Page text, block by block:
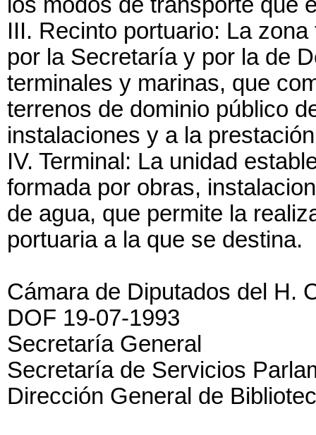
III. Recinto portuario: La
por la Secretaría y por la de
terminales y marinas, que
terrenos de dominio público
instalaciones y a la
IV. Terminal: La unidad
formada por obras,
de agua, que permite la
portuaria a la que se destina.
Cámara de Diputados del H.
DOF 19-07-1993
Secretaría General
Secretaría de Servicios
Dirección General de